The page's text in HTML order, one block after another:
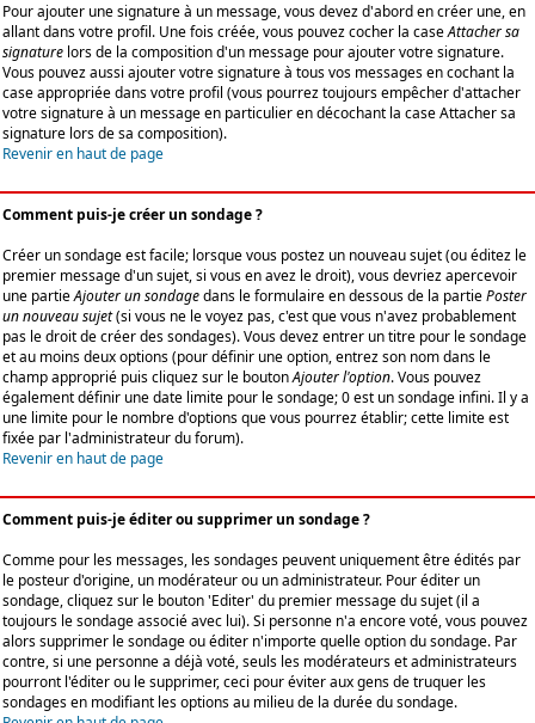
Pour ajouter une signature à un message, vous devez d'abord en créer une, en
allant dans votre profil. Une fois créée, vous pouvez cocher la caseAttacher sa
signature lors de la composition d'un message pour ajouter votre signature.
Vous pouvez aussi ajouter votre signature à tous vos messages en cochant la
case appropriée dans votre profil (vous pourrez toujours empêcher d'attacher
votre signature à un message en particulier en décochant la case Attacher sa
signature lors de sa composition).
Revenir en haut de page
Comment puis-je créer un sondage ?
Créer un sondage est facile; lorsque vous postez un nouveau sujet (ou éditez le
premier message d'un sujet, si vous en avez le droit), vous devriez apercevoir
une partieAjouter un sondagedans le formulaire en dessous de la partiePoster
un nouveau sujet(si vous ne le voyez pas, c'est que vous n'avez probablement
pas le droit de créer des sondages). Vous devez entrer un titre pour le sondage
et au moins deux options (pour définir une option, entrez son nom dans le
champ approprié puis cliquez sur le boutonAjouter l'option. Vous pouvez
également définir une date limite pour le sondage; 0 est un sondage infini. Il y a
une limite pour le nombre d'options que vous pourrez établir; cette limite est
fixée par l'administrateur du forum).
Revenir en haut de page
Comment puis-je éditer ou supprimer un sondage ?
Comme pour les messages, les sondages peuvent uniquement être édités par
le posteur d'origine, un modérateur ou un administrateur. Pour éditer un
sondage, cliquez sur le bouton 'Editer' du premier message du sujet (il a
toujours le sondage associé avec lui). Si personne n'a encore voté, vous pouvez
alors supprimer le sondage ou éditer n'importe quelle option du sondage. Par
contre, si une personne a déjà voté, seuls les modérateurs et administrateurs
pourront l'éditer ou le supprimer, ceci pour éviter aux gens de truquer les
sondages en modifiant les options au milieu de la durée du sondage.